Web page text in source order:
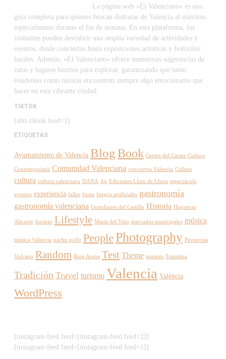
La página web «El Valenciano» es una
guía completa para quienes buscan disfrutar de Valencia al máximo,
especialmente durante el fin de semana. En esta plataforma, los
visitantes pueden descubrir una amplia variedad de actividades y
eventos, desde conciertos hasta exposiciones artísticas y festivales
locales. Además, «El Valenciano» ofrece numerosas sugerencias de
rutas y lugares bonitos para explorar, garantizando que tanto
residentes como turistas encuentren siempre algo emocionante que
hacer en esta vibrante ciudad.
TIKTOK
[sbtt-tiktok feed=1]
ETIQUETAS
Ayuntamiento de Valencia BlogBook Centre del Carme Cultura
Contemporània Comunidad Valenciana conciertos Valencia Cullera
cultura cultura valenciana DANA djs Ediciones Llum de Lluna espectáculo
eventos experiencia fallas fiesta fuegos artificiales gastronomía
gastronomía valenciana Guardianes del Castillo Historia Hogueras
Alicante horario Lifestyle Masía del Vino mercados municipales música
música Valencia nacho golfe People Photography Pirotecnia
Vulcano Random Roig Arena Test Theme tomates Tomatina
Tradición Travel turismo Valencia València
WordPress
[instagram-feed feed=[instagram-feed feed=2]]
[instagram-feed feed=[instagram-feed feed=1]]